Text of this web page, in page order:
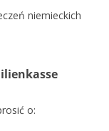
niemieckich
o: